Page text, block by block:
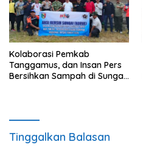
Kolaborasi Pemkab
Tanggamus, dan Insan Pers
Bersihkan Sampah di Sungai
Tinggalkan Balasan